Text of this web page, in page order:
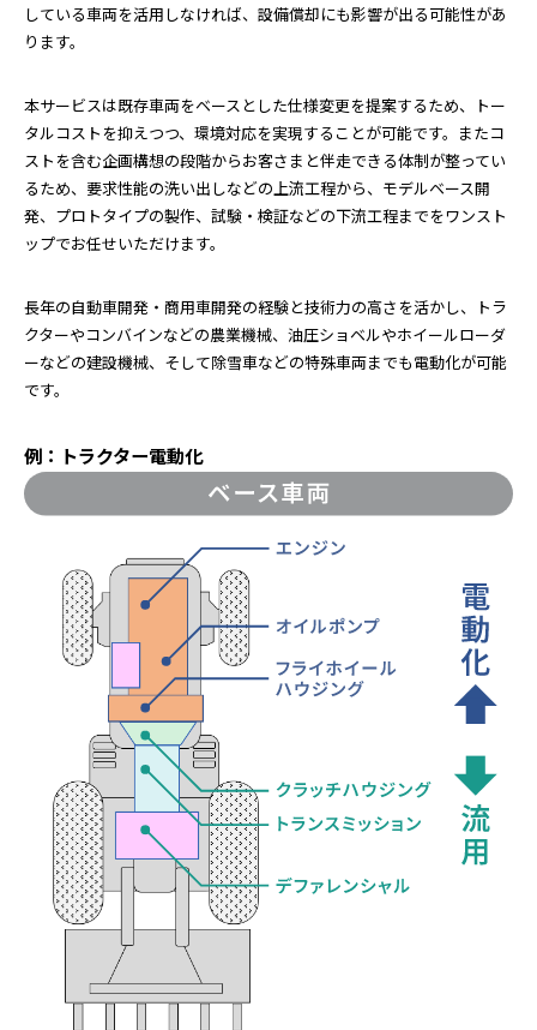
している車両を活用しなければ、設備償却にも影響が出る可能性があ
ります。
本サービスは既存車両をベースとした仕様変更を提案するため、トー
タルコストを抑えつつ、環境対応を実現することが可能です。またコ
ストを含む企画構想の段階からお客さまと伴走できる体制が整ってい
るため、要求性能の洗い出しなどの上流工程から、モデルベース開
発、プロトタイプの製作、試験・検証などの下流工程までをワンスト
ップでお任せいただけます。
長年の自動車開発・商用車開発の経験と技術力の高さを活かし、トラ
クターやコンバインなどの農業機械、油圧ショベルやホイールローダ
ーなどの建設機械、そして除雪車などの特殊車両までも電動化が可能
です。
例：トラクター電動化